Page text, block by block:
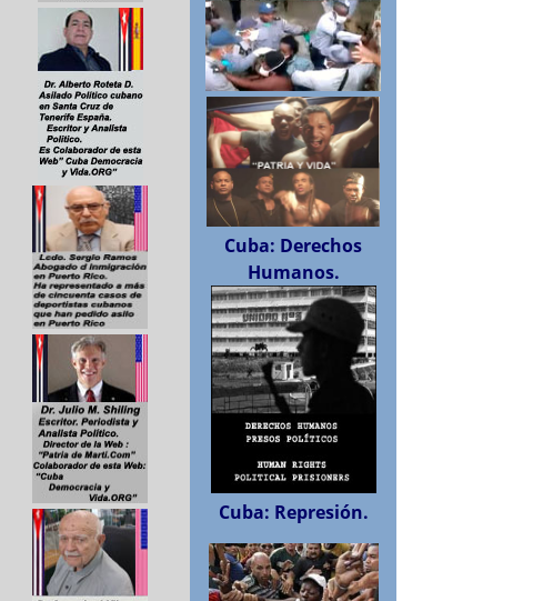
Cuba: Derechos
Humanos.
Cuba: Represión.